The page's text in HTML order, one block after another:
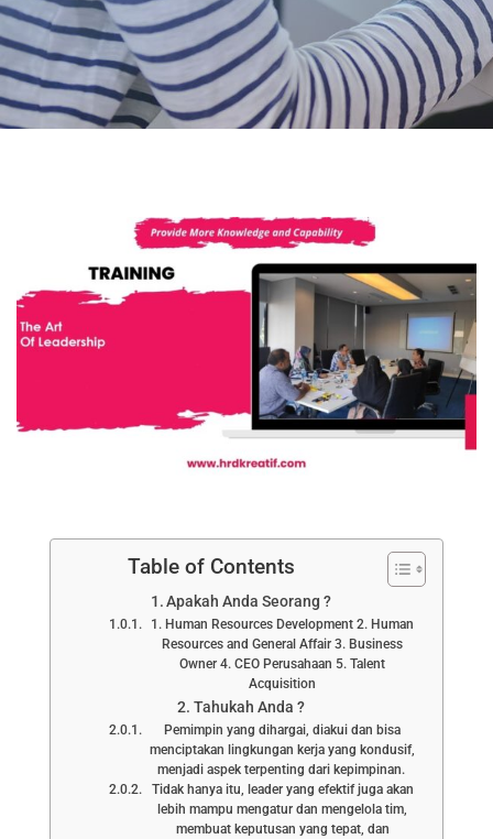
Table of Contents
Apakah Anda Seorang ?
1. Human Resources Development 2. Human
Resources and General Affair 3. Business
Owner 4. CEO Perusahaan 5. Talent
Acquisition
Tahukah Anda ?
Pemimpin yang dihargai, diakui dan bisa
menciptakan lingkungan kerja yang kondusif,
menjadi aspek terpenting dari kepimpinan.
Tidak hanya itu, leader yang efektif juga akan
lebih mampu mengatur dan mengelola tim,
membuat keputusan yang tepat, dan